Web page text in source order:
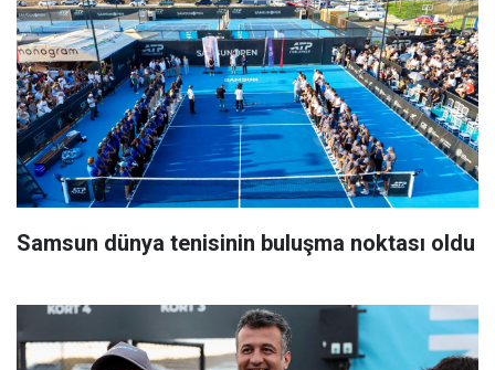
Samsun dünya tenisinin buluşma noktası oldu